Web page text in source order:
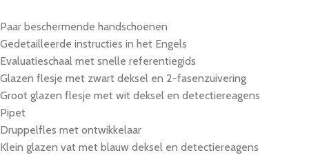
Paar beschermende handschoenen
Gedetailleerde instructies in het Engels
Evaluatieschaal met snelle referentiegids
Glazen flesje met zwart deksel en 2-fasenzuivering
Groot glazen flesje met wit deksel en detectiereagens
Pipet
Druppelfles met ontwikkelaar
Klein glazen vat met blauw deksel en detectiereagens